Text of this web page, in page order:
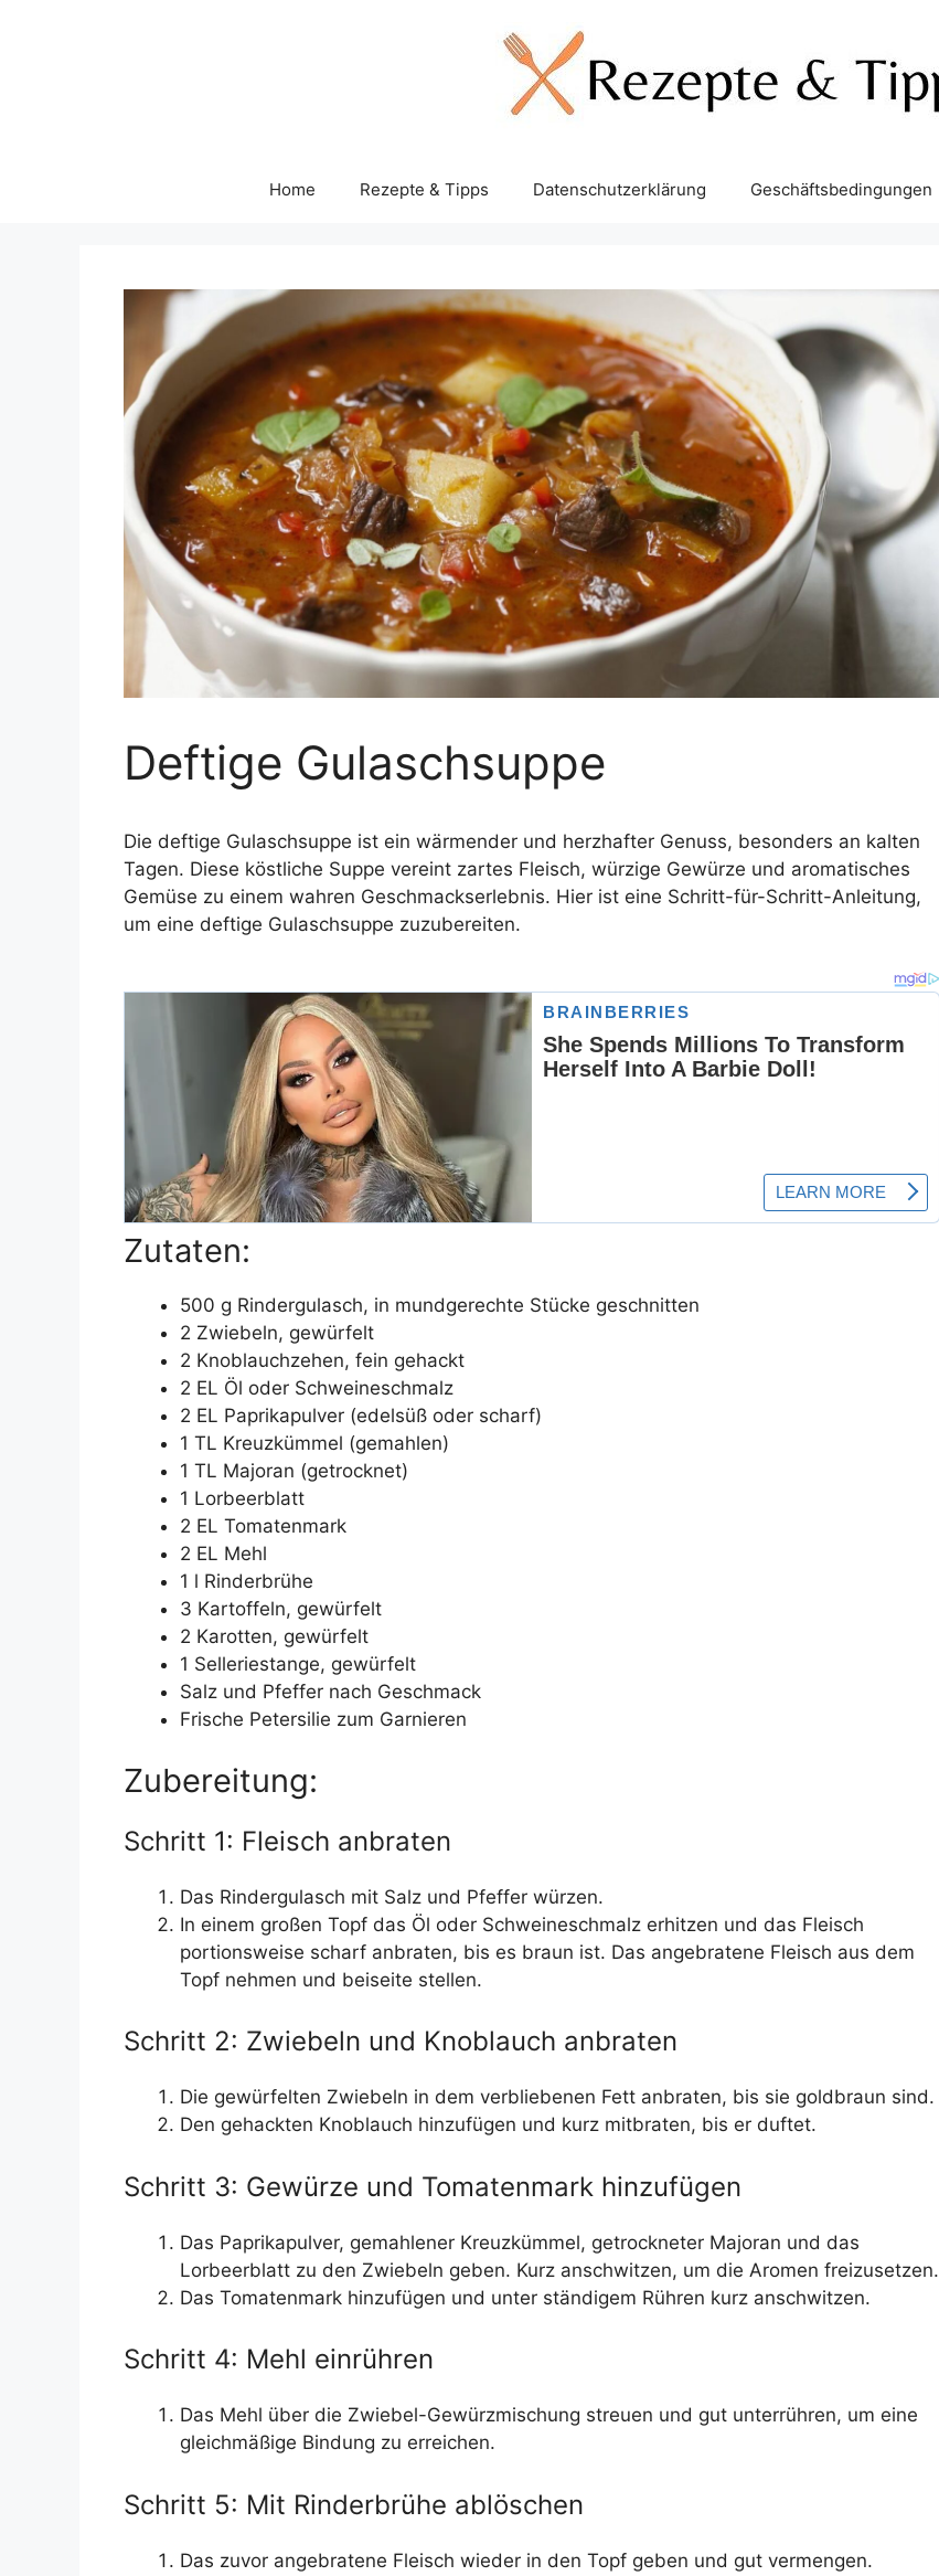
Home Rezepte & Tipps Datenschutzerklärung Geschäftsbedingungen
Deftige Gulaschsuppe
Die deftige Gulaschsuppe ist ein wärmender und herzhafter Genuss, besonders an kalten
Tagen. Diese köstliche Suppe vereint zartes Fleisch, würzige Gewürze und aromatisches
Gemüse zu einem wahren Geschmackserlebnis. Hier ist eine Schritt-für-Schritt-Anleitung,
um eine deftige Gulaschsuppe zuzubereiten.
Zutaten:
500 g Rindergulasch, in mundgerechte Stücke geschnitten
2 Zwiebeln, gewürfelt
2 Knoblauchzehen, fein gehackt
2 EL Öl oder Schweineschmalz
2 EL Paprikapulver (edelsüß oder scharf)
1 TL Kreuzkümmel (gemahlen)
1 TL Majoran (getrocknet)
1 Lorbeerblatt
2 EL Tomatenmark
2 EL Mehl
1 l Rinderbrühe
3 Kartoffeln, gewürfelt
2 Karotten, gewürfelt
1 Selleriestange, gewürfelt
Salz und Pfeffer nach Geschmack
Frische Petersilie zum Garnieren
Zubereitung:
Schritt 1: Fleisch anbraten
Das Rindergulasch mit Salz und Pfeffer würzen.
In einem großen Topf das Öl oder Schweineschmalz erhitzen und das Fleisch
portionsweise scharf anbraten, bis es braun ist. Das angebratene Fleisch aus dem
Topf nehmen und beiseite stellen.
Schritt 2: Zwiebeln und Knoblauch anbraten
Die gewürfelten Zwiebeln in dem verbliebenen Fett anbraten, bis sie goldbraun sind.
Den gehackten Knoblauch hinzufügen und kurz mitbraten, bis er duftet.
Schritt 3: Gewürze und Tomatenmark hinzufügen
Das Paprikapulver, gemahlener Kreuzkümmel, getrockneter Majoran und das
Lorbeerblatt zu den Zwiebeln geben. Kurz anschwitzen, um die Aromen freizusetzen.
Das Tomatenmark hinzufügen und unter ständigem Rühren kurz anschwitzen.
Schritt 4: Mehl einrühren
Das Mehl über die Zwiebel-Gewürzmischung streuen und gut unterrühren, um eine
gleichmäßige Bindung zu erreichen.
Schritt 5: Mit Rinderbrühe ablöschen
Das zuvor angebratene Fleisch wieder in den Topf geben und gut vermengen.